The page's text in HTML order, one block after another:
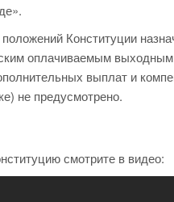
Конституции
оплачиваемым
выплат и
не предусмотрено.
смотрите в видео: